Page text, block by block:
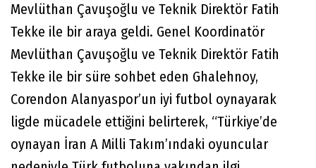
Mevlüthan Çavuşoğlu ve Teknik Direktör Fatih
Tekke ile bir araya geldi. Genel Koordinatör
Mevlüthan Çavuşoğlu ve Teknik Direktör Fatih
Tekke ile bir süre sohbet eden Ghalehnoy,
Corendon Alanyaspor’un iyi futbol oynayarak
ligde mücadele ettiğini belirterek, “Türkiye’de
oynayan İran A Milli Takım’ındaki oyuncular